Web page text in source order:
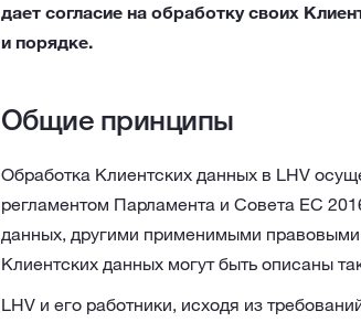
дает согласие на обработку своих
и порядке.
Общие принципы
Обработка Клиентских данных в LHV
регламентом Парламента и Совета ЕС
данных, другими применимыми
Клиентских данных могут быть описаны
LHV и его работники, исходя из